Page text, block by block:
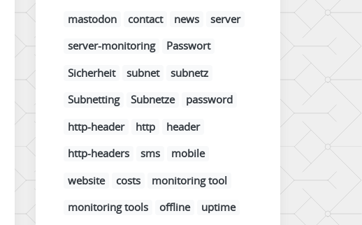
mastodon
contact news
server
server-monitoring
Passwort
Sicherheit
subnet
subnetz
Subnetting
Subnetze
password
http-header
http
header
http-headers
sms
mobile
website
costs
monitoring tool
monitoring tools
offline
uptime